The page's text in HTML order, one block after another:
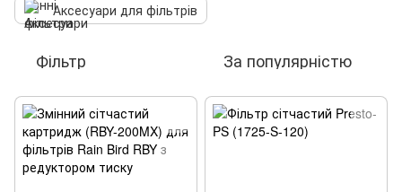
Аксесуари для фільтрів
Фільтр За популярністю